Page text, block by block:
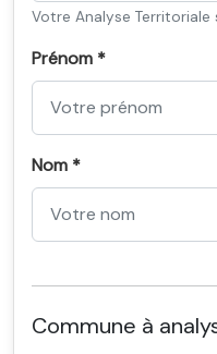
Votre Analyse
Prénom *
Nom *
Commune à